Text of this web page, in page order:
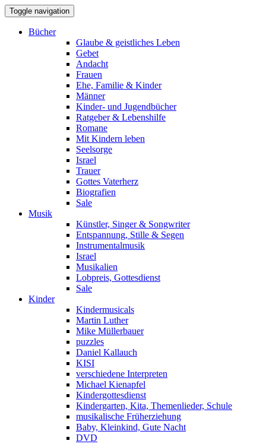
Toggle navigation
Bücher
Glaube & geistliches Leben
Gebet
Andacht
Frauen
Ehe, Familie & Kinder
Männer
Kinder- und Jugendbücher
Ratgeber & Lebenshilfe
Romane
Mit Kindern leben
Seelsorge
Israel
Trauer
Gottes Vaterherz
Biografien
Sale
Musik
Künstler, Singer & Songwriter
Entspannung, Stille & Segen
Instrumentalmusik
Israel
Musikalien
Lobpreis, Gottesdienst
Sale
Kinder
Kindermusicals
Martin Luther
Mike Müllerbauer
puzzles
Daniel Kallauch
KISI
verschiedene Interpreten
Michael Kienapfel
Kindergottesdienst
Kindergarten, Kita, Themenlieder, Schule
musikalische Früherziehung
Baby, Kleinkind, Gute Nacht
DVD